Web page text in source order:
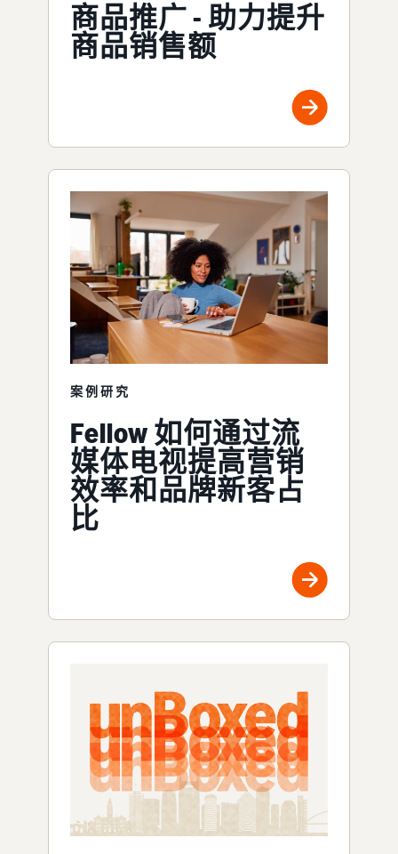
商品推广 - 助力提升
商品销售额
案例研究
Fellow 如何通过流
媒体电视提高营销
效率和品牌新客占
比